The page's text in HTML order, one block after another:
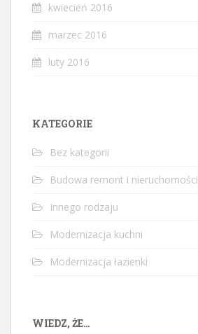
kwiecień 2016
marzec 2016
luty 2016
KATEGORIE
Bez kategorii
Budowa remont i nieruchomości
Innego rodzaju
Modernizacja kuchni
Modernizacja łazienki
WIEDZ, ŻE…